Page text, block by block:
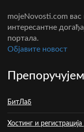
mojeNovosti.com вас
интересантне
портала.
Oбјавите новост
БитЛаб
Хостинг и